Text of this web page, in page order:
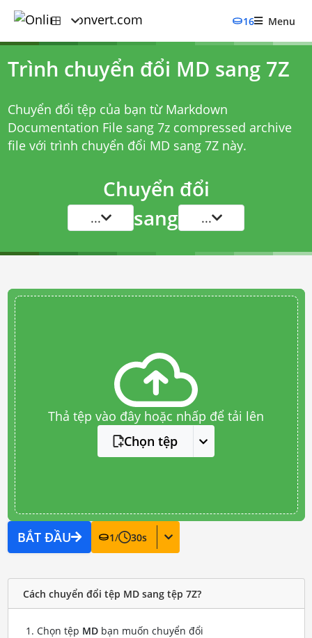
16 Menu
Trình chuyển đổi MD sang 7Z
Chuyển đổi tệp của bạn từ Markdown
Documentation File sang 7z compressed archive
file với trình chuyển đổi MD sang 7Znày.
Chuyển đổi
... sang ...
Thả tệp vào đây hoặc nhấp để tải lên
Chọn tệp
BẮT ĐẦU 1/ 30s
Cách chuyển đổi tệp MD sang tệp 7Z?
Chọn tệp MDbạn muốn chuyển đổi